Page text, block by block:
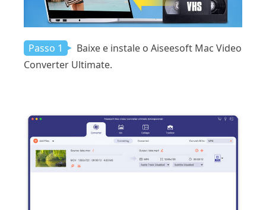
Passo 1
Baixe e instale o Aiseesoft Mac Video
Converter Ultimate.